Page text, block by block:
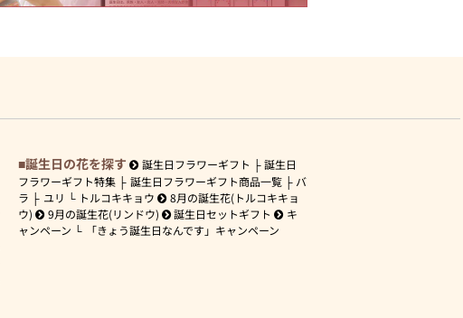
誕生日の花を探す 誕生日フラワーギフト
誕生日
フラワーギフト特集
誕生日フラワーギフト商品一覧
バ
ラ
ユリ トルコキキョウ
8月の誕生花(トルコキキョ
ウ)
9月の誕生花(リンドウ) 誕生日セットギフト
キ
ャンペーン
「きょう誕生日なんです」キャンペーン